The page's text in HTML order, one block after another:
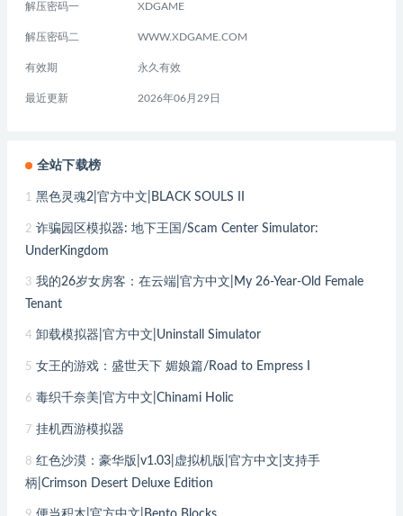
解压密码一 XDGAME
解压密码二 WWW.XDGAME.COM
有效期 永久有效
最近更新 2026年06月29日
全站下载榜
1 黑色灵魂2|官方中文|BLACK SOULS II
2 诈骗园区模拟器: 地下王国/Scam Center Simulator:
UnderKingdom
3 我的26岁女房客：在云端|官方中文|My 26-Year-Old Female
Tenant
4 卸载模拟器|官方中文|Uninstall Simulator
5 女王的游戏：盛世天下 媚娘篇/Road to Empress I
6 毒织千奈美|官方中文|Chinami Holic
7 挂机西游模拟器
8 红色沙漠：豪华版|v1.03|虚拟机版|官方中文|支持手
柄|Crimson Desert Deluxe Edition